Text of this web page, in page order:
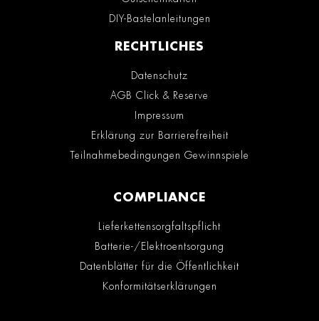
DIY-Bastelanleitungen
RECHTLICHES
Datenschutz
AGB Click & Reserve
Impressum
Erklärung zur Barrierefreiheit
Teilnahmebedingungen Gewinnspiele
COMPLIANCE
Lieferkettensorgfaltspflicht
Batterie-/Elektroentsorgung
Datenblätter für die Öffentlichkeit
Konformitätserklärungen